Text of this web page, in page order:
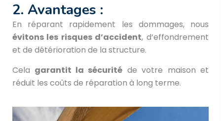
2. Avantages :
En réparant rapidement les dommages, nous
évitons les risques d’accident, d’effondrement
et de détérioration de la structure.
Cela garantit la sécurité de votre maison et
réduit les coûts de réparation à long terme.